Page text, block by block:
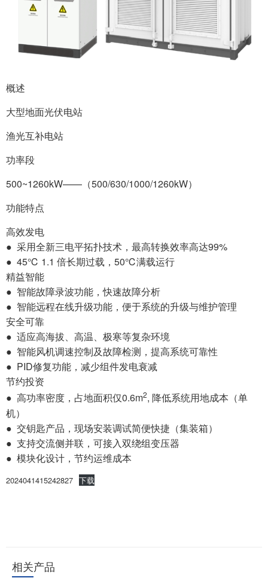
概述
大型地面光伏电站
渔光互补电站
功率段
500~1260kW——（500/630/1000/1260kW）
功能特点
高效发电
● 采用全新三电平拓扑技术，最高转换效率高达99%
● 45℃ 1.1 倍长期过载，50℃满载运行
精益智能
● 智能故障录波功能，快速故障分析
● 智能远程在线升级功能，便于系统的升级与维护管理
安全可靠
● 适应高海拔、高温、极寒等复杂环境
● 智能风机调速控制及故障检测，提高系统可靠性
● PID修复功能，减少组件发电衰减
节约投资
● 高功率密度，占地面积仅0.6m2, 降低系统用地成本（单
机）
● 交钥匙产品，现场安装调试简便快捷（集装箱）
● 支持交流侧并联，可接入双绕组变压器
● 模块化设计，节约运维成本
2024041415242827 下载
相关产品